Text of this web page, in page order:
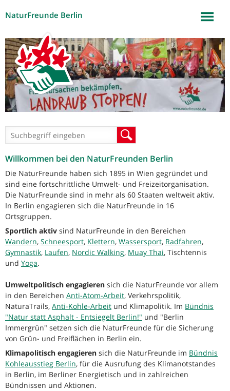
NaturFreunde Berlin
Suchformular
Willkommen bei den NaturFreunden Berlin
Die NaturFreunde haben sich 1895 in Wien gegründet und
sind eine fortschrittliche Umwelt- und Freizeitorganisation.
Die NaturFreunde sind in mehr als 60 Staaten weltweit aktiv.
In Berlin engagieren sich die NaturFreunde in 16
Ortsgruppen.
Sportlich aktiv sind NaturFreunde in den Bereichen
Wandern, Schneesport, Klettern, Wassersport, Radfahren,
Gymnastik, Laufen, Nordic Walking, Muay Thai, Tischtennis
und Yoga.
Umweltpolitisch engagieren sich die NaturFreunde vor allem
in den Bereichen Anti-Atom-Arbeit, Verkehrspolitik,
NaturaTrails, Anti-Kohle-Arbeit und Klimapolitik. Im Bündnis
"Natur statt Asphalt - Entsiegelt Berlin!" und "Berlin
Immergrün" setzen sich die NaturFreunde für die Sicherung
von Grün- und Freiflächen in Berlin ein.
Klimapolitisch engagieren sich die NaturFreunde im Bündnis
Kohleausstieg Berlin, für die Ausrufung des Klimanotstandes
in Berlin, im Berliner Energietisch und in zahlreichen
Bündnissen und Aktionen.